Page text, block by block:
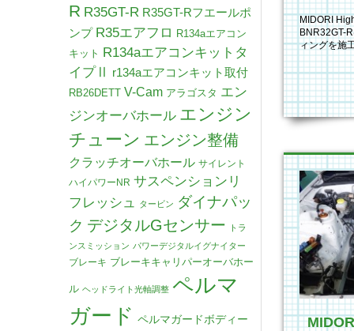
MIDORI
BNR32GT-
ィングを施
す。エン…
R R35GT-R R35GT-Rフエールポ
ンプ R35エアフロ R134aエアコン
キット R134aエアコンキットタ
イプⅡ
r134aエアコンキット取付
RB26DETT V-Cam アラゴスタ エン
ジンオーバホール エンジン
チューン エンジン整備
クラッチオーバホール サイレント
ハイパワーNR サスペンションリ
フレッシュ
タービン ダイナパッ
ク デジタルGセンサー
トラ
ンスミッション パワーデジタルイグナイター
ブレーキ ブレーキキャリパーオーバホー
ル ヘッドライト光軸調整 ペルマ
ガード ペルマガードボディー